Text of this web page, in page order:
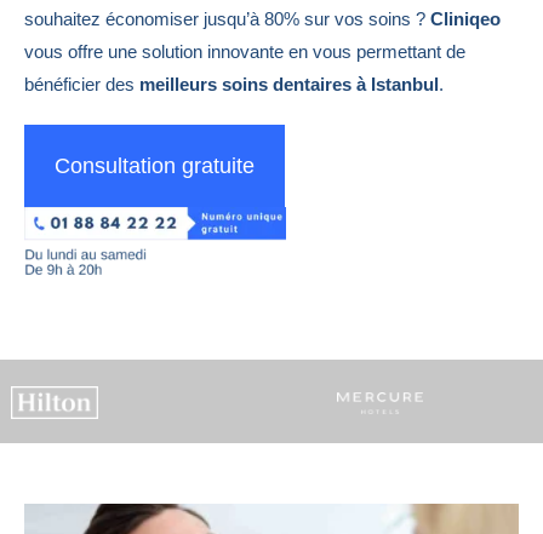
souhaitez économiser jusqu’à 80% sur vos soins ? Cliniqeo
vous offre une solution innovante en vous permettant de
bénéficier des meilleurs soins dentaires à Istanbul.
Consultation gratuite